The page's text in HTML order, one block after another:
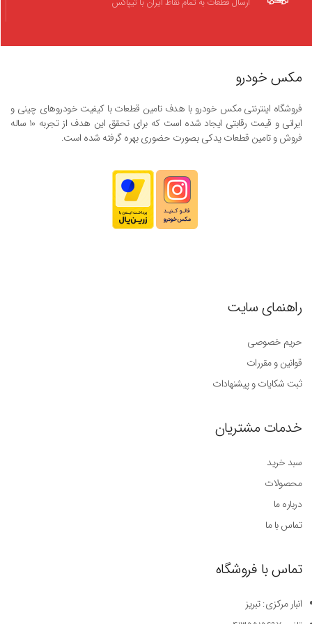
مکس خودرو
فروشگاه اینترنتی مکس خودرو با هدف تامین قطعات با کیفیت خودروهای چینی و
ایرانی و قیمت رقابتی ایجاد شده است که برای تحقق این هدف از تجربه ۱۰ ساله
فروش و تامین قطعات یدکی بصورت حضوری بهره گرفته شده است.
راهنمای سایت
حریم خصوصی
قوانین و مقررات
ثبت شکایات و پیشنهادات
خدمات مشتریان
سبد خرید
محصولات
درباره ما
تماس با ما
تماس با فروشگاه
انبار مرکزی: تبریز